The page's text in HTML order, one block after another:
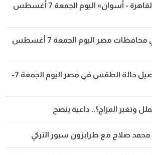
مواعيد قطارات «القاهرة - أسوان» اليوم الجمعة 7 أغسطس
مواقيت الصلاة في محافظات مصر اليوم الجمعة 7 أغسطس
شديد الحرارة.. تفاصيل حالة الطقس في مصر اليوم الجمعة 7-
وتغير المزاج؟.. داعية ينصح
محمد صلاح مع طرابزون سبور التركي